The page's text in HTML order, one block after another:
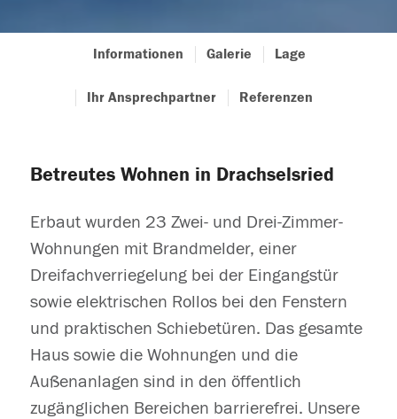
Informationen Galerie Lage
Ihr Ansprechpartner Referenzen
Betreutes Wohnen in Drachselsried
Erbaut wurden 23 Zwei- und Drei-Zimmer-
Wohnungen mit Brandmelder, einer
Dreifachverriegelung bei der Eingangstür
sowie elektrischen Rollos bei den Fenstern
und praktischen Schiebetüren. Das gesamte
Haus sowie die Wohnungen und die
Außenanlagen sind in den öffentlich
zugänglichen Bereichen barrierefrei. Unsere